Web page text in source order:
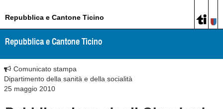
Repubblica e Cantone Ticino
Repubblica e Cantone Ticino
Comunicato stampa
Dipartimento della sanità e della socialità
25 maggio 2010